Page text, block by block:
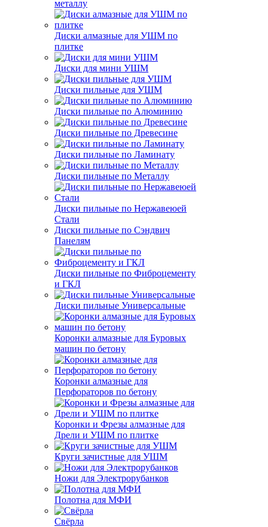
металлу
Диски алмазные для УШМ по
плитке
Диски для мини УШМ
Диски пильные для УШМ
Диски пильные по Алюминию
Диски пильные по Древесине
Диски пильные по Ламинату
Диски пильные по Металлу
Диски пильные по Нержавеюей
Стали
Диски пильные по Сэндвич
Панелям
Диски пильные по Фиброцементу
и ГКЛ
Диски пильные Универсальные
Коронки алмазные для Буровых
машин по бетону
Коронки алмазные для
Перфораторов по бетону
Коронки и Фрезы алмазные для
Дрели и УШМ по плитке
Круги зачистные для УШМ
Ножи для Электрорубанков
Полотна для МФИ
Свёрла